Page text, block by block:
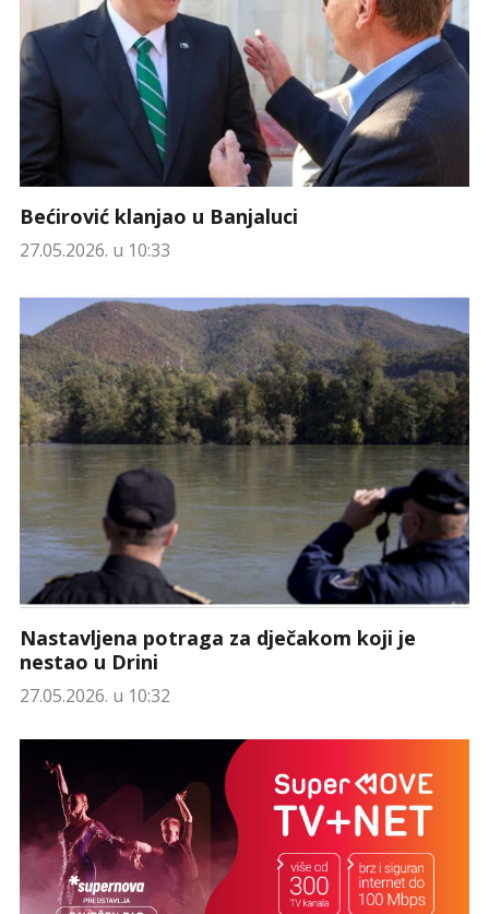
Bećirović klanjao u Banjaluci
27.05.2026. u 10:33
Nastavljena potraga za dječakom koji je
nestao u Drini
27.05.2026. u 10:32